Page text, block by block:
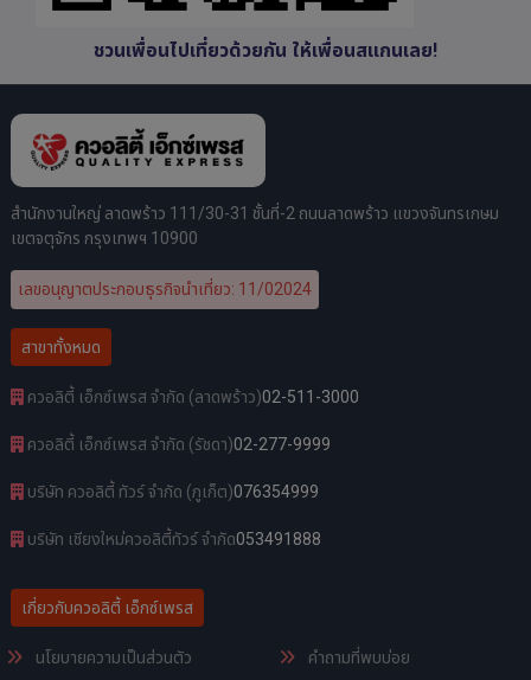
ชวนเพื่อนไปเที่ยวด้วยกัน ให้เพื่อนสแกนเลย!
สำนักงานใหญ่ ลาดพร้าว 111/30-31 ชั้นที่-2 ถนนลาดพร้าว แขวงจันทรเกษม
เขตจตุจักร กรุงเทพฯ 10900
เลขอนุญาตประกอบธุรกิจนำเที่ยว: 11/02024
สาขาทั้งหมด
ควอลิตี้ เอ็กซ์เพรส จำกัด (ลาดพร้าว)02-511-3000
ควอลิตี้ เอ็กซ์เพรส จำกัด (รัชดา)02-277-9999
บริษัท ควอลิตี้ ทัวร์ จำกัด (ภูเก็ต)076354999
บริษัท เชียงใหม่ควอลิตี้ทัวร์ จำกัด053491888
เกี่ยวกับควอลิตี้ เอ็กซ์เพรส
นโยบายความเป็นส่วนตัว คำถามที่พบบ่อย